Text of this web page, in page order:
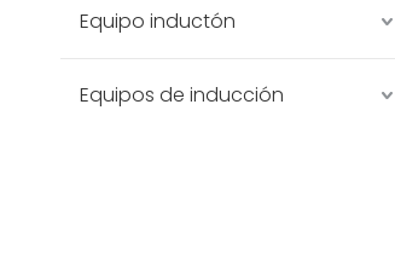
Equipo inductón
Equipos de inducción